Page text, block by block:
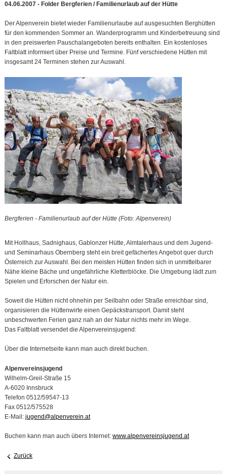
04.06.2007 - Folder Bergferien / Familienurlaub auf der Hütte
Der Alpenverein bietet wieder Familienurlaube auf ausgesuchten Berghütten
für den kommenden Sommer an. Wanderprogramm und Kinderbetreuung sind
in den preiswerten Pauschalangeboten bereits enthalten. Ein kostenloses
Faltblatt informiert über Preise und Termine. Fünf verschiedene Hütten mit
insgesamt 24 Terminen stehen zur Auswahl.
Bergferien - Familienurlaub auf der Hütte (Foto: Alpenverein)
Mit Hollhaus, Sadnighaus, Gablonzer Hütte, Almtalerhaus und dem Jugend-
und Seminarhaus Obernberg steht ein breit gefächertes Angebot quer durch
Österreich zur Auswahl. Bei den meisten Hütten finden sich in unmittelbarer
Nähe kleine Bäche und ungefährliche Kletterblöcke. Die Umgebung lädt zum
Spielen und Erforschen der Natur ein.
Soweit die Hütten nicht ohnehin per Seilbahn oder Straße erreichbar sind,
organisieren die Hüttenwirte einen Gepäckstransport. Damit steht
unbeschwerten Ferien ganz nah an der Natur nichts mehr im Wege.
Das Faltblatt versendet die Alpenvereinsjugend:
Über die Internetseite kann man auch direkt buchen.
Alpenvereinsjugend
Wilhelm-Greil-Straße 15
A-6020 Innsbruck
Telefon 0512/59547-13
Fax 0512/575528
E-Mail: jugend@alpenverein.at
Buchen kann man auch übers Internet: www.alpenvereinsjugend.at
Zurück